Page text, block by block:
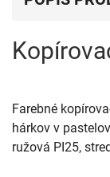
Farebné
hárkov v
ružová PI25,